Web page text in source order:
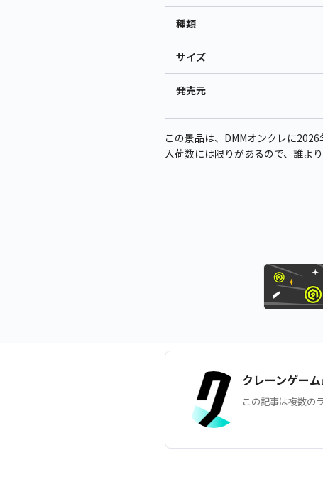
種類
サイズ
発売元
この景品は、DMMオンクレに
入荷数には限りがあるので、誰よ
クレーンゲー
この記事は複数の